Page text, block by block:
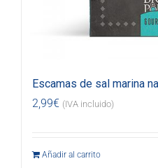
Escamas de sal marina
2,99€ (IVA incluido)
Añadir al carrito